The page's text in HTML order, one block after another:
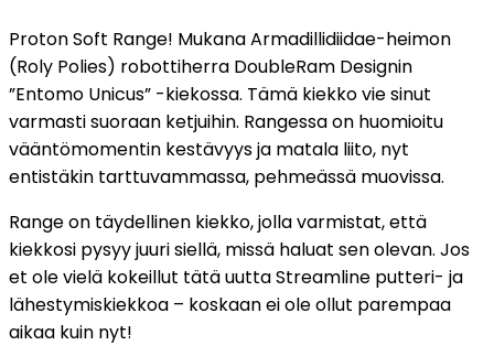
Proton Soft Range! Mukana Armadillidiidae-heimon
(Roly Polies) robottiherra DoubleRam Designin
”Entomo Unicus” -kiekossa. Tämä kiekko vie sinut
varmasti suoraan ketjuihin. Rangessa on huomioitu
vääntömomentin kestävyys ja matala liito, nyt
entistäkin tarttuvammassa, pehmeässä muovissa.
Range on täydellinen kiekko, jolla varmistat, että
kiekkosi pysyy juuri siellä, missä haluat sen olevan. Jos
et ole vielä kokeillut tätä uutta Streamline putteri- ja
lähestymiskiekkoa – koskaan ei ole ollut parempaa
aikaa kuin nyt!